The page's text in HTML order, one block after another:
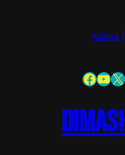
Astana
Facebook YouTube X